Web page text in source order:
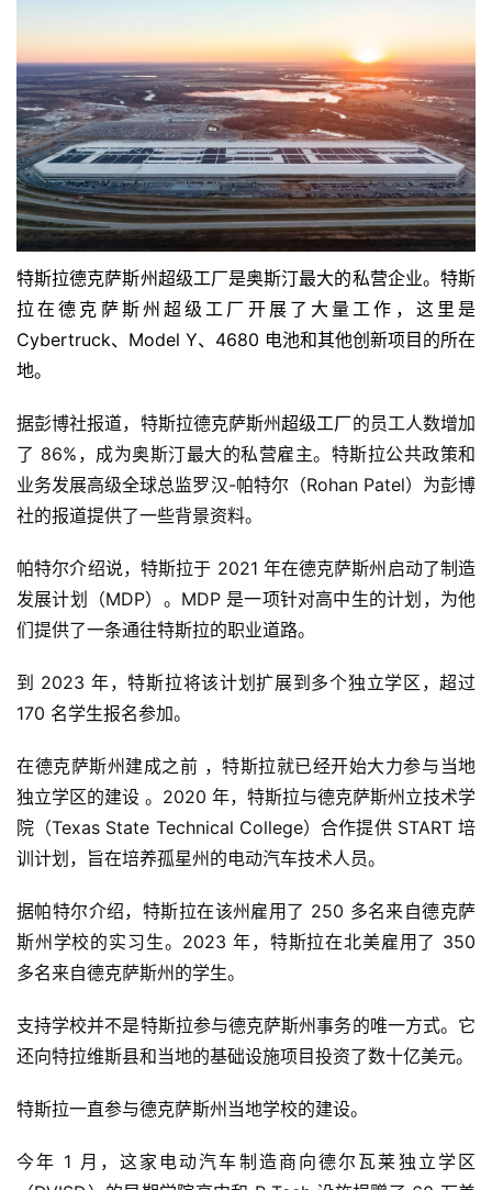
特斯拉德克萨斯州超级工厂是奥斯汀最大的私营企业。特斯
拉在德克萨斯州超级工厂开展了大量工作，这里是
Cybertruck、Model Y、4680 电池和其他创新项目的所在
地。
据彭博社报道，特斯拉德克萨斯州超级工厂的员工人数增加
了 86%，成为奥斯汀最大的私营雇主。特斯拉公共政策和
业务发展高级全球总监罗汉-帕特尔（Rohan Patel）为彭博
社的报道提供了一些背景资料。
帕特尔介绍说，特斯拉于 2021 年在德克萨斯州启动了制造
发展计划（MDP）。MDP 是一项针对高中生的计划，为他
们提供了一条通往特斯拉的职业道路。
到 2023 年，特斯拉将该计划扩展到多个独立学区，超过
170 名学生报名参加。
在德克萨斯州建成之前 ，特斯拉就已经开始大力参与当地
独立学区的建设 。2020 年，特斯拉与德克萨斯州立技术学
院（Texas State Technical College）合作提供 START 培
训计划，旨在培养孤星州的电动汽车技术人员。
据帕特尔介绍，特斯拉在该州雇用了 250 多名来自德克萨
斯州学校的实习生。2023 年，特斯拉在北美雇用了 350
多名来自德克萨斯州的学生。
支持学校并不是特斯拉参与德克萨斯州事务的唯一方式。它
还向特拉维斯县和当地的基础设施项目投资了数十亿美元。
特斯拉一直参与德克萨斯州当地学校的建设。
今年 1 月，这家电动汽车制造商 向德尔瓦莱独立学区